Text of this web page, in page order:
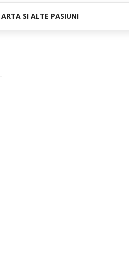
ARTA SI ALTE PASIUNI